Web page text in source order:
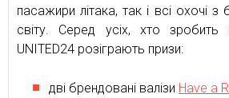
пасажири літака, так і всі охочі з
світу. Серед усіх, хто
UNITED24 розіграють призи:
дві брендовані валізи Have a